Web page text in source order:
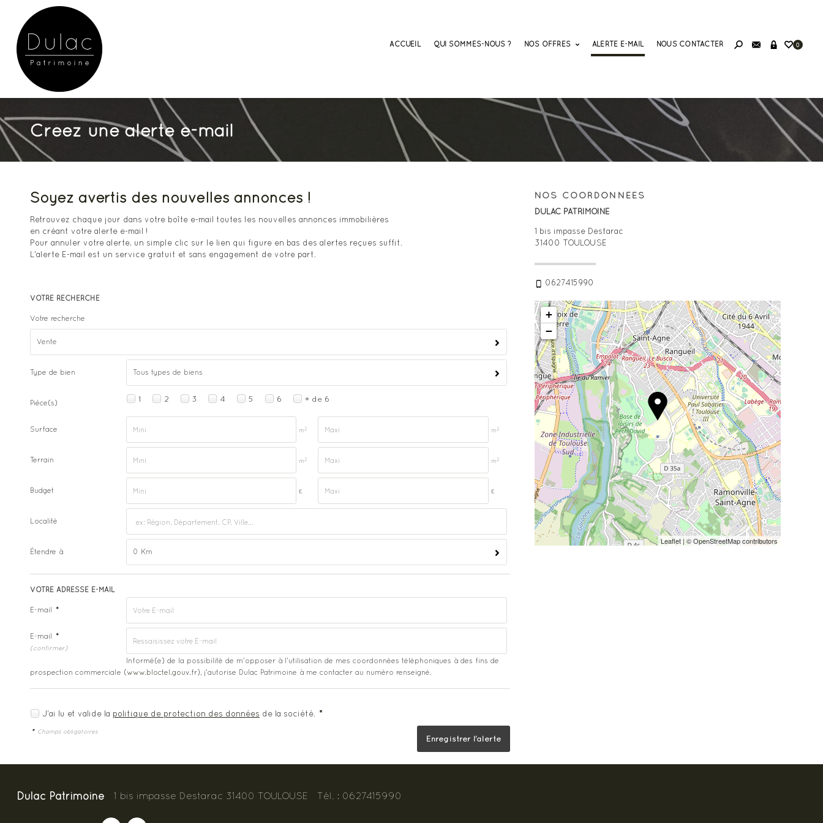
ACCUEIL QUI SOMMES-NOUS ? NOS OFFRES ALERTE E-MAIL NOUS CONTACTER 0
Créez une alerte e-mail
Soyez avertis des nouvelles annonces !
Retrouvez chaque jour dans votre boîte e-mail toutes les nouvelles annonces immobilières
en créant votre alerte e-mail !
Pour annuler votre alerte, un simple clic sur le lien qui figure en bas des alertes reçues suffit.
L'alerte E-mail est un service gratuit et sans engagement de votre part.
VOTRE RECHERCHE
Votre recherche
Vente
Type de bien Tous types de biens
Pièce(s) 1 2 3 4 5 6 + de 6
Surface m2 m2
Terrain m2 m2
Budget € €
Localité
Étendre à 0 Km
VOTRE ADRESSE E-MAIL
E-mail *
E-mail *
(confirmer)
Informé(e) de la possibilité de m'opposer à l'utilisation de mes coordonnées téléphoniques à des fins de
prospection commerciale (www.bloctel.gouv.fr), j'autorise Dulac Patrimoine à me contacter au numéro renseigné.
J'ai lu et valide la politique de protection des données de la société. *
* Champs obligatoires
NOS COORDONNÉES
DULAC PATRIMOINE
1 bis impasse Destarac
31400 TOULOUSE
0627415990
+
−
Leaflet | © OpenStreetMap contributors
Dulac Patrimoine 1 bis impasse Destarac 31400 TOULOUSE Tél. : 0627415990